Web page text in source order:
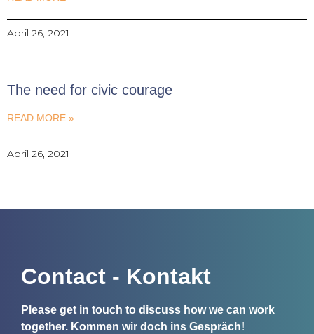
April 26, 2021
The need for civic courage
READ MORE »
April 26, 2021
Contact - Kontakt
Please get in touch to discuss how we can work
together. Kommen wir doch ins Gespräch!